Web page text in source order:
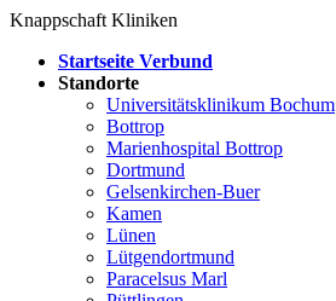
Knappschaft Kliniken
Startseite Verbund
Standorte
Universitätsklinikum Bochum
Bottrop
Marienhospital Bottrop
Dortmund
Gelsenkirchen-Buer
Kamen
Lünen
Lütgendortmund
Paracelsus Marl